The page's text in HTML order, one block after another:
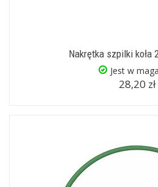
Nakrętka szpilki koła
Jest w
28,20 zł